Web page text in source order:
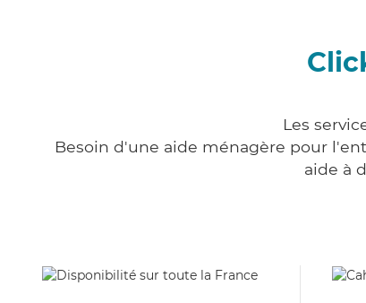
Les
Besoin d'une aide ménagère pour
aide à